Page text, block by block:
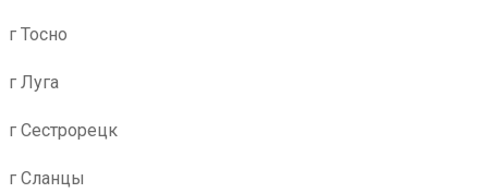
г Тосно
г Луга
г Сестрорецк
г Сланцы